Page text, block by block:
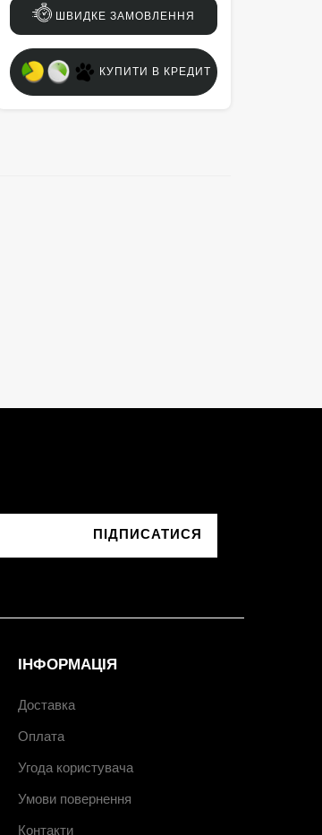
ШВИДКЕ ЗАМОВЛЕННЯ
КУПИТИ В КРЕДИТ
ПІДПИСАТИСЯ
ІНФОРМАЦІЯ
Доставка
Оплата
Угода користувача
Умови повернення
Контакти